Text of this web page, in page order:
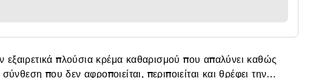
πλούσια κρέμα καθαρισμού που απαλύνει καθώς
που δεν αφροποιείται, περιποιείται και θρέφει την